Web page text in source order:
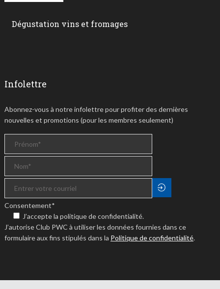
Dégustation vins et fromages
Infolettre
Abonnez-vous à notre infolettre pour profiter des dernières
nouvelles et promotions (pour les membres seulement)
Consentement*
J’accepte la politique de confidentialité.
J’autorise Club PWC à utiliser les données fournies dans ce
formulaire aux fins stipulés dans la Politique de confidentialité.